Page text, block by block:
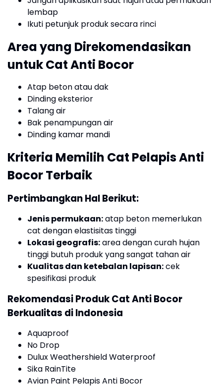
lembap
Ikuti petunjuk produk secara rinci
Area yang Direkomendasikan
untuk Cat Anti Bocor
Atap beton atau dak
Dinding eksterior
Talang air
Bak penampungan air
Dinding kamar mandi
Kriteria Memilih Cat Pelapis Anti
Bocor Terbaik
Pertimbangkan Hal Berikut:
Jenis permukaan:atap beton memerlukan
cat dengan elastisitas tinggi
Lokasi geografis:area dengan curah hujan
tinggi butuh produk yang sangat tahan air
Kualitas dan ketebalan lapisan:cek
spesifikasi produk
Rekomendasi Produk Cat Anti Bocor
Berkualitas di Indonesia
Aquaproof
No Drop
Dulux Weathershield Waterproof
Sika RainTite
Avian Paint Pelapis Anti Bocor